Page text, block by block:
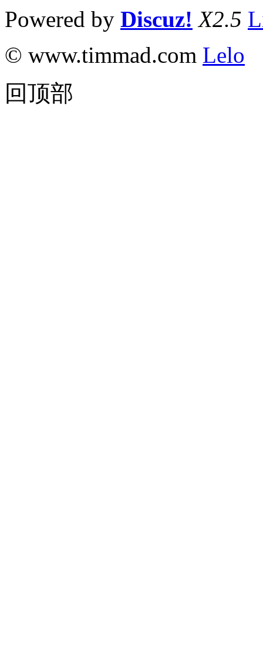
Powered by Discuz! X2.5
© www.timmad.com Lelo
回顶部